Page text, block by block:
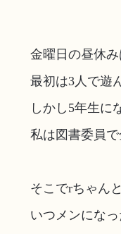
金曜日の昼休み
最初は3人で遊
しかし5年生に
私は図書委員で
そこでrちゃん
いつメンになっ